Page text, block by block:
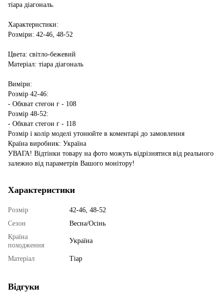
тіара діагональ.
Характеристики:
Розміри: 42-46, 48-52
Цвета: світло-бежевий
Матеріал: тіара діагональ
Виміри:
Розмір 42-46:
- Обхват стегон г - 108
Розмір 48-52:
- Обхват стегон г - 118
Розмір і колір моделі утонюйте в коментарі до замовлення
Країна виробник: Україна
УВАГА! Відтінки товару на фото можуть відрізнятися від реального
залежно від параметрів Вашого монітору!
Характеристики
Розмір
42-46, 48-52
Сезон
Весна/Осінь
Країна
походження
Україна
Матеріал Тіар
Відгуки